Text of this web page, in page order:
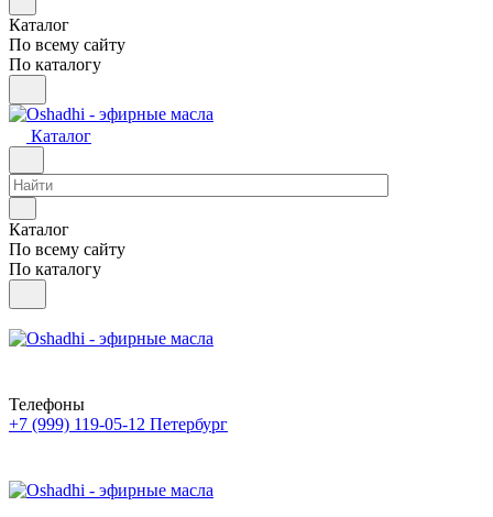
Каталог
По всему сайту
По каталогу
Каталог
Каталог
По всему сайту
По каталогу
Телефоны
+7 (999) 119-05-12 Петербург